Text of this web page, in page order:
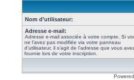
Nom d’utilisateur:
Adresse e-mail:
Adresse e-mail associée à votre compte. Si
ne l’avez pas modifiée via votre panneau
d’utilisateur, il s’agit de l’adresse que vous
fournie lors de votre inscription.